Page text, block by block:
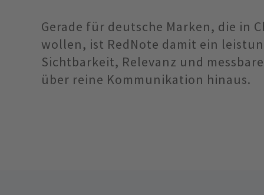
Gerade für deutsche Marken, die in
wollen, ist RedNote damit ein
Sichtbarkeit, Relevanz und
über reine Kommunikation hinaus.